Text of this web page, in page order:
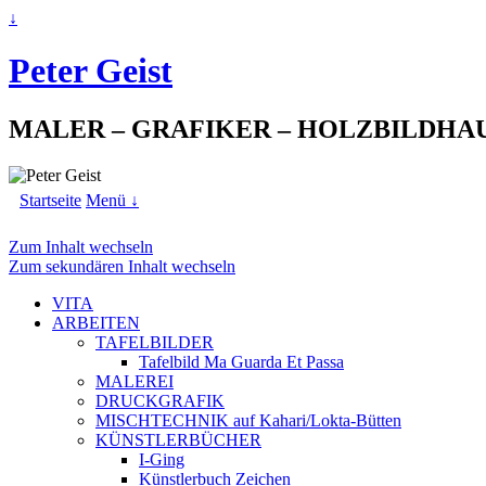
↓
Peter Geist
MALER – GRAFIKER –
Startseite Menü ↓
Zum Inhalt wechseln
Zum sekundären Inhalt wechseln
VITA
ARBEITEN
TAFELBILDER
Tafelbild Ma Guarda Et Passa
MALEREI
DRUCKGRAFIK
MISCHTECHNIK auf Kahari/Lokta-Bütten
KÜNSTLERBÜCHER
I-Ging
Künstlerbuch Zeichen